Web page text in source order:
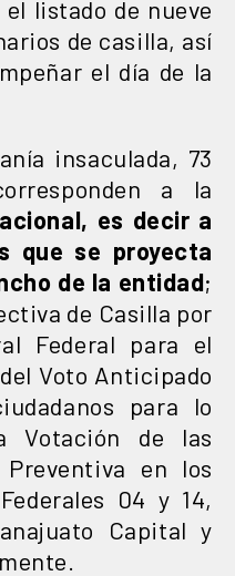
listado de nueve
de casilla, así
el día de la
insaculada, 73
a la
es decir a
que se proyecta
de la entidad;
de Casilla por
Federal para el
Voto Anticipado
para lo
Votación de las
en los
04 y 14,
Capital y